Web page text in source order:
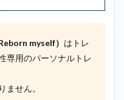
myself） はトレ
専用のパーソナルトレ
ません。